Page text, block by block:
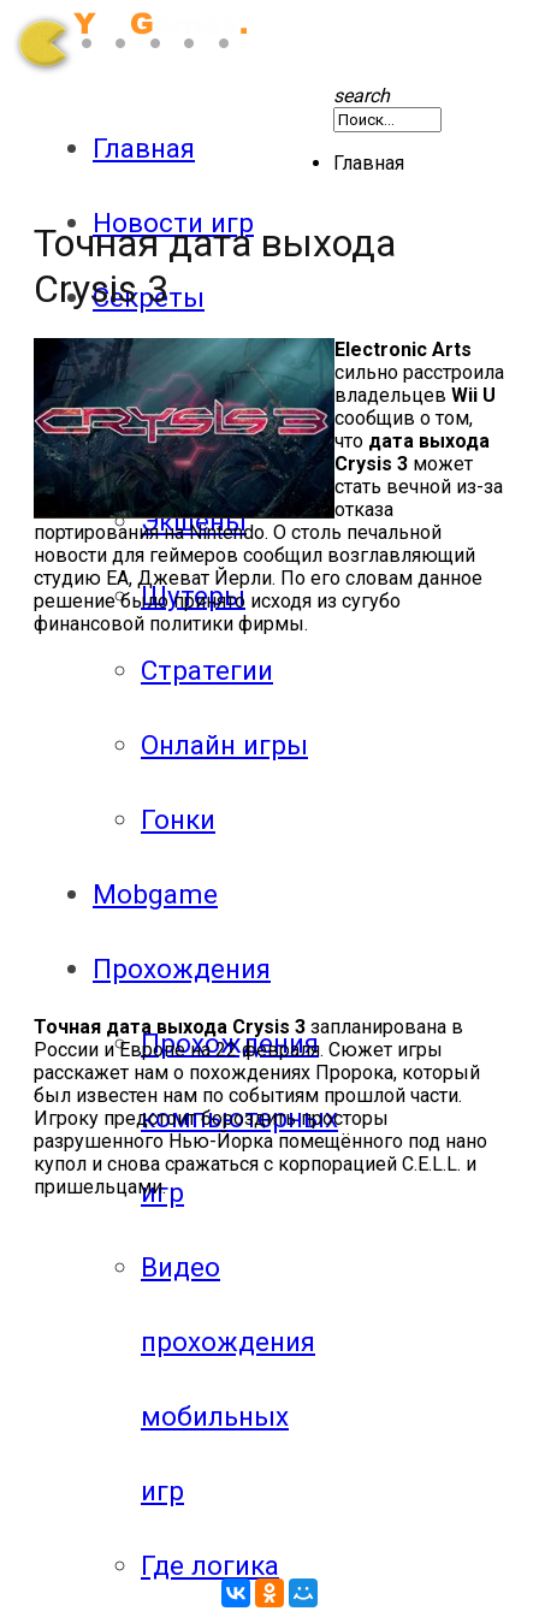
Главная
Новости игр
Секреты
Патчи
Обзоры
Экшены
Шутеры
Стратегии
Онлайн игры
Гонки
Mobgame
Прохождения
Прохождения
компьютерных
игр
Видео
прохождения
мобильных
игр
Где логика
search
Главная
Точная дата выхода
Crysis 3
Electronic Arts
сильно расстроила
владельцев Wii U
сообщив о том,
что дата выхода
Crysis 3 может
стать вечной из-за
отказа
портирования на Nintendo. О столь печальной
новости для геймеров сообщил возглавляющий
студию EA, Джеват Йерли. По его словам данное
решение было принято исходя из сугубо
финансовой политики фирмы.
Точная дата выхода Crysis 3 запланирована в
России и Европе на 22 февраля. Сюжет игры
расскажет нам о похождениях Пророка, который
был известен нам по событиям прошлой части.
Игроку предстоит бороздить просторы
разрушенного Нью-Йорка помещённого под нано
купол и снова сражаться с корпорацией C.E.L.L. и
пришельцами.